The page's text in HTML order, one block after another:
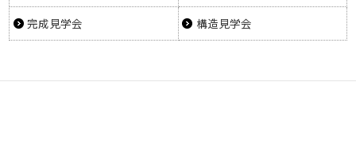
完成見学会 構造見学会